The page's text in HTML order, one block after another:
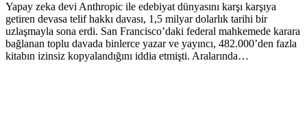
Yapay zeka devi Anthropic ile edebiyat dünyasını karşı karşıya
getiren devasa telif hakkı davası, 1,5 milyar dolarlık tarihi bir
uzlaşmayla sona erdi. San Francisco’daki federal mahkemede karara
bağlanan toplu davada binlerce yazar ve yayıncı, 482.000’den fazla
kitabın izinsiz kopyalandığını iddia etmişti. Aralarında…